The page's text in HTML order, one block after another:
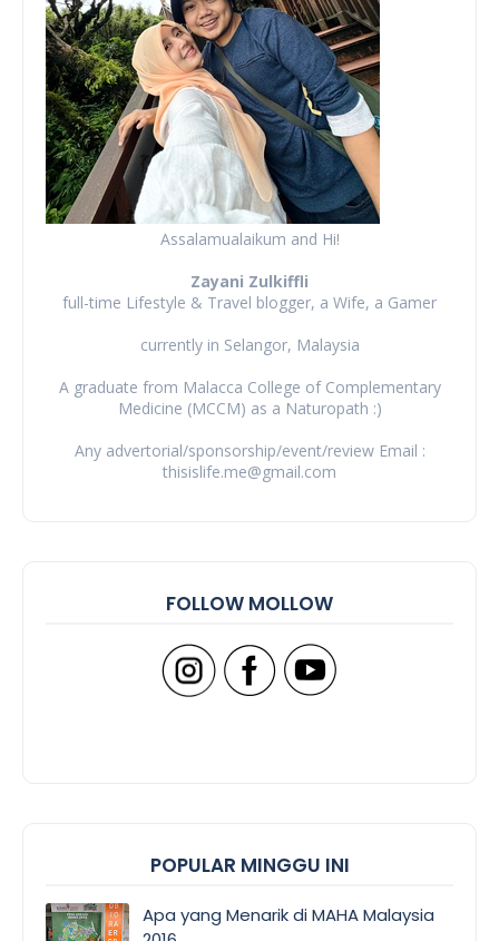
Assalamualaikum and Hi!
Zayani Zulkiffli
full-time Lifestyle & Travel blogger, a Wife, a Gamer
currently in Selangor, Malaysia
A graduate from Malacca College of Complementary
Medicine (MCCM) as a Naturopath :)
Any advertorial/sponsorship/event/review Email :
thisislife.me@gmail.com
FOLLOW MOLLOW
POPULAR MINGGU INI
Apa yang Menarik di MAHA Malaysia